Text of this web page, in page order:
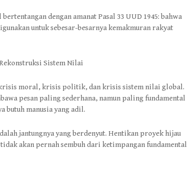
dengan amanat Pasal 33 UUD 1945: bahwa
untuk sebesar-besarnya kemakmuran rakyat
Sistem Nilai
moral, krisis politik, dan krisis sistem nilai global.
pesan paling sederhana, namun paling fundamental
butuh manusia yang adil.
jantungnya yang berdenyut. Hentikan proyek hijau
akan pernah sembuh dari ketimpangan fundamental